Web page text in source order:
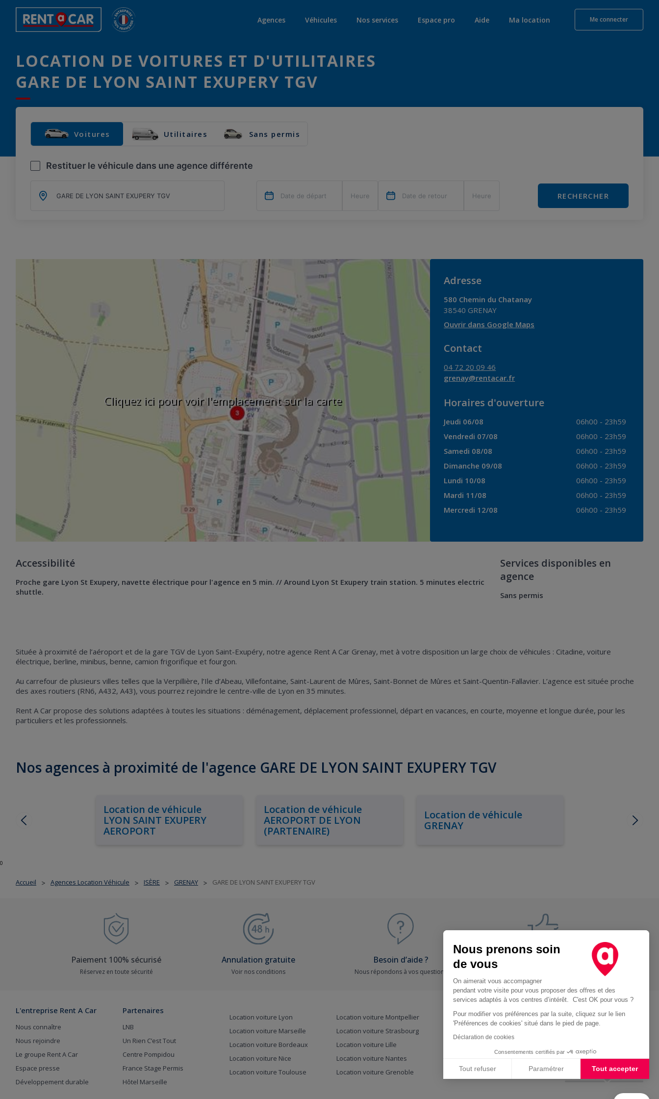
Agences Véhicules Nos services Espace pro Aide Ma location Me connecter
Accueil > Agences Location Véhicule > ISÈRE > GRENAY > GARE DE LYON SAINT EXUPERY TGV
LOCATION DE VOITURES ET D'UTILITAIRES
GARE DE LYON SAINT EXUPERY TGV
Voitures Utilitaires Sans permis
Restituer le véhicule dans une agence différente
RECHERCHER
Cliquez ici pour voir l'emplacement sur la carte
Adresse
580 Chemin du Chatanay
38540 GRENAY
Ouvrir dans Google Maps
Contact
04 72 20 09 46
grenay@rentacar.fr
Horaires d'ouverture
Jeudi 06/08 06h00 - 23h59
Vendredi 07/08
06h00 - 23h59
Samedi 08/08
06h00 - 23h59
Dimanche 09/08
06h00 - 23h59
Lundi 10/08
06h00 - 23h59
Mardi 11/08
06h00 - 23h59
Mercredi 12/08
06h00 - 23h59
Accessibilité
Proche gare Lyon St Exupery, navette électrique pour l'agence en 5 min. // Around Lyon St Exupery train station. 5 minutes electric
shuttle.
Services disponibles en
agence
Sans permis
Située à proximité de l’aéroport et de la gare TGV de Lyon Saint-Exupéry, notre agence Rent A Car Grenay, met à votre disposition un large choix de véhicules : Citadine, voiture
électrique, berline, minibus, benne, camion frigorifique et fourgon.
Au carrefour de plusieurs villes telles que la Verpillière, l’Ile d’Abeau, Villefontaine, Saint-Laurent de Mûres, Saint-Bonnet de Mûres et Saint-Quentin-Fallavier. L’agence est située proche
des axes routiers (RN6, A432, A43), vous pourrez rejoindre le centre-ville de Lyon en 35 minutes.
Rent A Car propose des solutions adaptées à toutes les situations : déménagement, déplacement professionnel, départ en vacances, en courte, moyenne et longue durée, pour les
particuliers et les professionnels.
Nos agences à proximité de l'agence GARE DE LYON SAINT EXUPERY TGV
Location de véhicule
LYON SAINT EXUPERY
AEROPORT
Location de véhicule
AEROPORT DE LYON
(PARTENAIRE)
Location de véhicule
GRENAY
0
Paiement 100% sécurisé
Réservez en toute sécurité
Annulation gratuite
Voir nos conditions
Besoin d’aide ?
Nous répondons à vos questions
L'entreprise Rent A Car
Nous connaître
Nous rejoindre
Le groupe Rent A Car
Espace presse
Développement durable
Partenaires
LNB
Un Rien C’est Tout
Centre Pompidou
France Stage Permis
Hôtel Marseille
Location voiture Lyon
Location voiture Marseille
Location voiture Bordeaux
Location voiture Nice
Location voiture Toulouse
Location voiture Montpellier
Location voiture Strasbourg
Location voiture Lille
Location voiture Nantes
Location voiture Grenoble
Location d'utilitaire à Paris
Location voiture Nîmes
Nous prenons soin
de vous
On aimerait vous accompagner
pendant votre visite pour vous proposer des offres et des
services adaptés à vos centres d’intérêt. C'est OK pour vous ?
Pour modifier vos préférences par la suite, cliquez sur le lien
'Préférences de cookies' situé dans le pied de page.
Déclaration de cookies
Consentements certifiés par
Tout refuser Paramétrer Tout accepter